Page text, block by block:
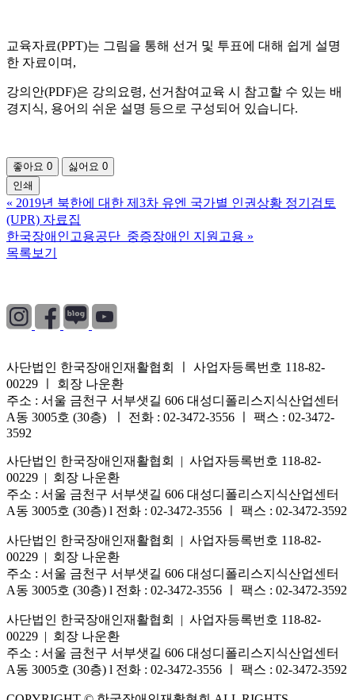
교육자료(PPT)는 그림을 통해 선거 및 투표에 대해 쉽게 설명
한 자료이며,
강의안(PDF)은 강의요령, 선거참여교육 시 참고할 수 있는 배
경지식, 용어의 쉬운 설명 등으로 구성되어 있습니다.
좋아요 0 싫어요 0
인쇄
« 2019년 북한에 대한 제3차 유엔 국가별 인권상황 정기검토
(UPR) 자료집
한국장애인고용공단_중증장애인 지원고용 »
목록보기
사단법인 한국장애인재활협회 ㅣ 사업자등록번호 118-82-
00229 ㅣ 회장 나운환
주소 : 서울 금천구 서부샛길 606 대성디폴리스지식산업센터
A동 3005호 (30층) ㅣ 전화 : 02-3472-3556 ㅣ 팩스 : 02-3472-
3592
사단법인 한국장애인재활협회 | 사업자등록번호 118-82-
00229 | 회장 나운환
주소 : 서울 금천구 서부샛길 606 대성디폴리스지식산업센터
A동 3005호 (30층) l 전화 : 02-3472-3556 ㅣ 팩스 : 02-3472-3592
사단법인 한국장애인재활협회 | 사업자등록번호 118-82-
00229 | 회장 나운환
주소 : 서울 금천구 서부샛길 606 대성디폴리스지식산업센터
A동 3005호 (30층) l 전화 : 02-3472-3556 ㅣ 팩스 : 02-3472-3592
사단법인 한국장애인재활협회 | 사업자등록번호 118-82-
00229 | 회장 나운환
주소 : 서울 금천구 서부샛길 606 대성디폴리스지식산업센터
A동 3005호 (30층) l 전화 : 02-3472-3556 ㅣ 팩스 : 02-3472-3592